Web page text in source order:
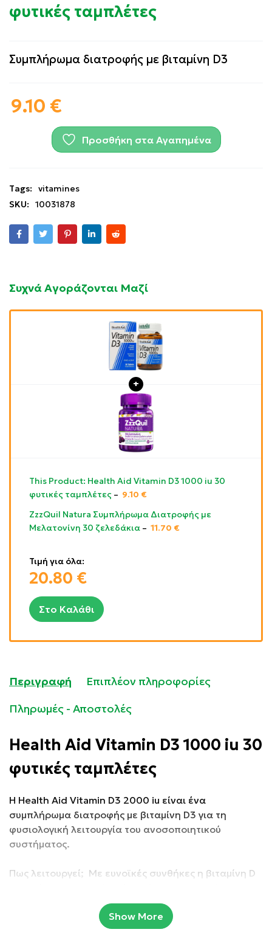
φυτικές ταμπλέτες
Συμπλήρωμα διατροφής με βιταμίνη D3
9.10 €
Προσθήκη στα Αγαπημένα
Tags:
vitamines
SKU:
10031878
Συχνά Αγοράζονται Μαζί
Τιμή για όλα:
20.80 €
Στο Καλάθι
This Product: Health Aid Vitamin D3 1000 iu 30
φυτικές ταμπλέτες – 9.10 €
ZzzQuil Natura Συμπλήρωμα Διατροφής με
Μελατονίνη 30 ζελεδάκια – 11.70 €
Περιγραφή
Επιπλέον πληροφορίες
Πληρωμές - Αποστολές
Health Aid Vitamin D3 1000 iu 30
φυτικές ταμπλέτες
Η Health Aid Vitamin D3 2000 iu είναι ένα
συμπλήρωμα διατροφής με βιταμίνη D3 για τη
φυσιολογική λειτουργία του ανοσοποιητικού
συστήματος.
Πως λειτουργεί; Με ευνοϊκές συνθήκες η βιταμίνη D
οργανισμό με την έκθεσή του στον ήλιο, υπό την
επίδραση της UV ακτινοβολίας. Γι’ αυτό και την
ονομάζουν βιταμίνη του ήλιου. Παρόλα αυτά μελέτες
Show More